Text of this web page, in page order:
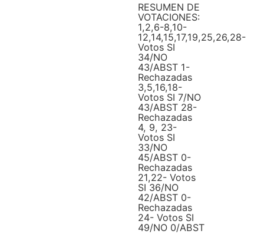
RESUMEN DE
VOTACIONES:
1,2,6-8,10-
12,14,15,17,19,25,26,28-
Votos SI
34/NO
43/ABST 1-
Rechazadas
3,5,16,18-
Votos SI 7/NO
43/ABST 28-
Rechazadas
4, 9, 23-
Votos SI
33/NO
45/ABST 0-
Rechazadas
21,22- Votos
SI 36/NO
42/ABST 0-
Rechazadas
24- Votos SI
49/NO 0/ABST